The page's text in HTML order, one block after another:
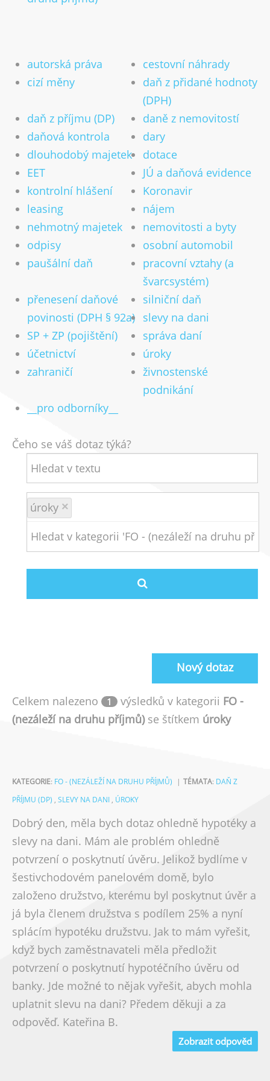
Dodatečné uplatnění slev zaměstnancem
Vrácení přeplatku na dani
Zdanění zahraničních příjmů
Archiv informací
Kontakt
Kariéra
CZ DE EN
Přijímáme nové klienty
autorská práva
cestovní náhrady
cizí měny
daň z přidané hodnoty
(DPH)
daň z příjmu (DP)
daně z nemovitostí
daňová kontrola
dary
dlouhodobý majetek
dotace
EET
JÚ a daňová evidence
kontrolní hlášení
Koronavir
leasing
nájem
nehmotný majetek
nemovitosti a byty
odpisy
osobní automobil
paušální daň
pracovní vztahy (a
švarcsystém)
přenesení daňové
povinosti (DPH § 92a)
silniční daň
slevy na dani
SP + ZP (pojištění)
správa daní
účetnictví
úroky
zahraničí
živnostenské
podnikání
__pro odborníky__
Čeho se váš dotaz týká?
úroky ×
Nový dotaz
Celkem nalezeno 1 výsledků v kategorii FO -
(nezáleží na druhu příjmů)se štítkem úroky
KATEGORIE: FO - (NEZÁLEŽÍ NA DRUHU PŘÍJMŮ) TÉMATA: DAŇ Z
PŘÍJMU (DP) , SLEVY NA DANI , ÚROKY
Dobrý den, měla bych dotaz ohledně hypotéky a
slevy na dani. Mám ale problém ohledně
potvrzení o poskytnutí úvěru. Jelikož bydlíme v
šestivchodovém panelovém domě, bylo
založeno družstvo, kterému byl poskytnut úvěr a
já byla členem družstva s podílem 25% a nyní
splácím hypotéku družstvu. Jak to mám vyřešit,
když bych zaměstnavateli měla předložit
potvrzení o poskytnutí hypotéčního úvěru od
banky. Jde možné to nějak vyřešit, abych mohla
uplatnit slevu na dani? Předem děkuji a za
odpověď. Kateřina B.
Zobrazit odpověd